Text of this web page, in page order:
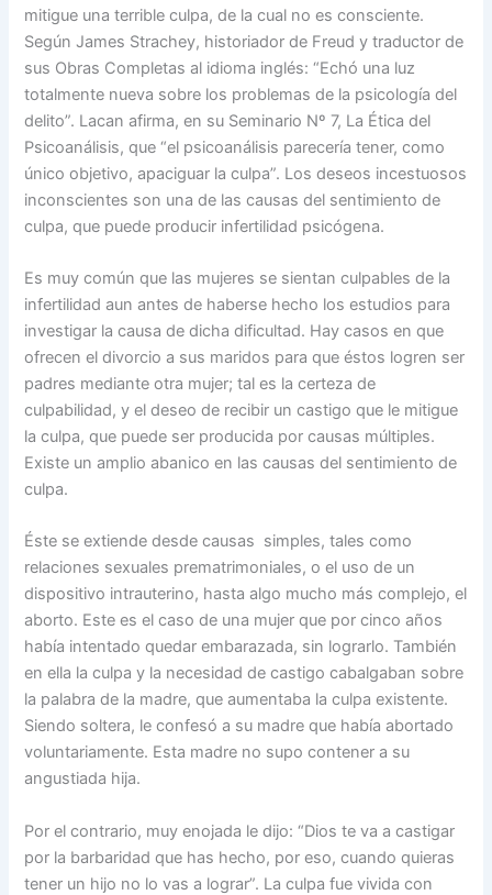
mitigue una terrible culpa, de la cual no es consciente.
Según James Strachey, historiador de Freud y traductor de
sus Obras Completas al idioma inglés: “Echó una luz
totalmente nueva sobre los problemas de la psicología del
delito”. Lacan afirma, en su Seminario Nº 7, La Ética del
Psicoanálisis, que “el psicoanálisis parecería tener, como
único objetivo, apaciguar la culpa”. Los deseos incestuosos
inconscientes son una de las causas del sentimiento de
culpa, que puede producir infertilidad psicógena.
Es muy común que las mujeres se sientan culpables de la
infertilidad aun antes de haberse hecho los estudios para
investigar la causa de dicha dificultad. Hay casos en que
ofrecen el divorcio a sus maridos para que éstos logren ser
padres mediante otra mujer; tal es la certeza de
culpabilidad, y el deseo de recibir un castigo que le mitigue
la culpa, que puede ser producida por causas múltiples.
Existe un amplio abanico en las causas del sentimiento de
culpa.
Éste se extiende desde causas simples, tales como
relaciones sexuales prematrimoniales, o el uso de un
dispositivo intrauterino, hasta algo mucho más complejo, el
aborto. Este es el caso de una mujer que por cinco años
había intentado quedar embarazada, sin lograrlo. También
en ella la culpa y la necesidad de castigo cabalgaban sobre
la palabra de la madre, que aumentaba la culpa existente.
Siendo soltera, le confesó a su madre que había abortado
voluntariamente. Esta madre no supo contener a su
angustiada hija.
Por el contrario, muy enojada le dijo: “Dios te va a castigar
por la barbaridad que has hecho, por eso, cuando quieras
tener un hijo no lo vas a lograr”. La culpa fue vivida con